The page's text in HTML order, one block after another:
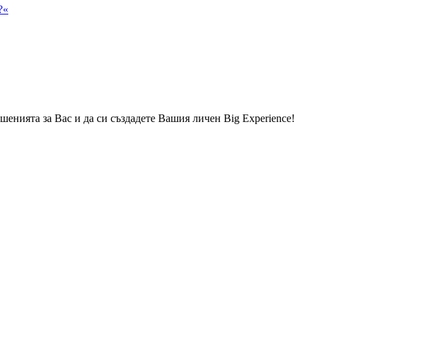
за Вас и да си създадете Вашия личен Big Experience!